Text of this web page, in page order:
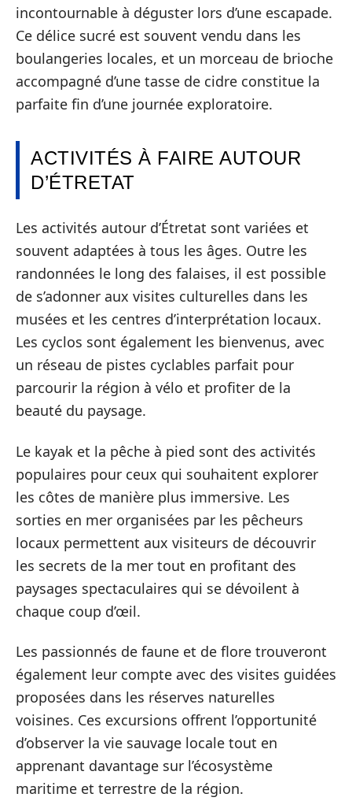
incontournable à déguster lors d’une escapade.
Ce délice sucré est souvent vendu dans les
boulangeries locales, et un morceau de brioche
accompagné d’une tasse de cidre constitue la
parfaite fin d’une journée exploratoire.
ACTIVITÉS À FAIRE AUTOUR
D’ÉTRETAT
Les activités autour d’Étretat sont variées et
souvent adaptées à tous les âges. Outre les
randonnées le long des falaises, il est possible
de s’adonner aux visites culturelles dans les
musées et les centres d’interprétation locaux.
Les cyclos sont également les bienvenus, avec
un réseau de pistes cyclables parfait pour
parcourir la région à vélo et profiter de la
beauté du paysage.
Le kayak et la pêche à pied sont des activités
populaires pour ceux qui souhaitent explorer
les côtes de manière plus immersive. Les
sorties en mer organisées par les pêcheurs
locaux permettent aux visiteurs de découvrir
les secrets de la mer tout en profitant des
paysages spectaculaires qui se dévoilent à
chaque coup d’œil.
Les passionnés de faune et de flore trouveront
également leur compte avec des visites guidées
proposées dans les réserves naturelles
voisines. Ces excursions offrent l’opportunité
d’observer la vie sauvage locale tout en
apprenant davantage sur l’écosystème
maritime et terrestre de la région.